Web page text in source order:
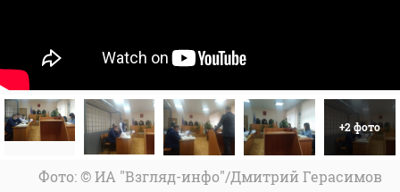
+2 фото
Фото: © ИА "Взгляд-инфо"/Дмитрий Герасимов